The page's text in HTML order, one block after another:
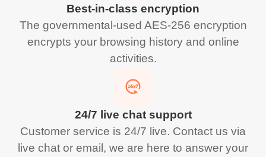
Best-in-class encryption
The governmental-used AES-256 encryption
encrypts your browsing history and online
activities.
24/7 live chat support
Customer service is 24/7 live. Contact us via
live chat or email, we are here to answer your